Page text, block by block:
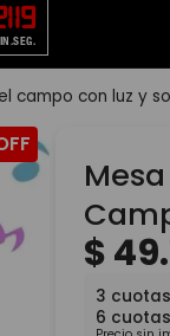
18
SEG.
campo con luz y
$49.
3
6